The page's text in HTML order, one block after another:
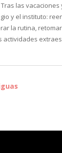
las
y el instituto:
la rutina,
actividades